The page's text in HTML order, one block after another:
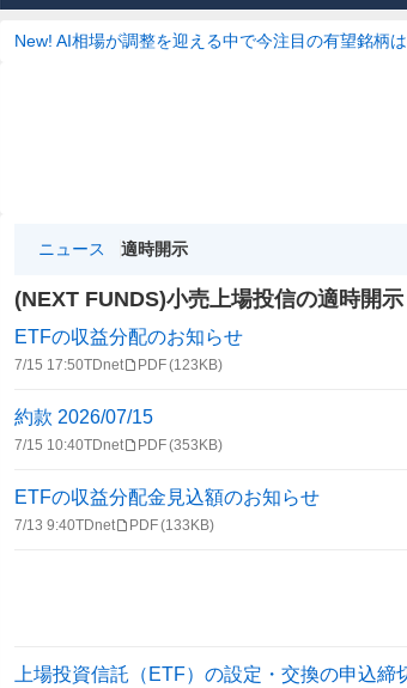
New! AI相場が調整を迎える中で今注目の有望銘柄
ニュース 適時開示
(NEXT FUNDS)小売上場投信の適時開示
適
時
示
情
一
覧
ETFの収益分配のお知らせ
7/15 17:50TDnet PDF(123KB)
約款 2026/07/15
7/15 10:40TDnet PDF(353KB)
ETFの収益分配金見込額のお知らせ
7/13 9:40TDnet PDF(133KB)
上場投資信託（ETF）の設定・交換の申込